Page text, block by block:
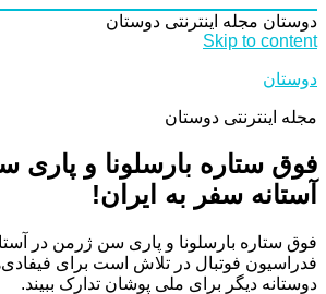
دوستان مجله اینترنتی دوستان
Skip to content
دوستان
مجله اینترنتی دوستان
فوق ستاره بارسلونا و پاری
آستانه سفر به ایران!
فوق ستاره بارسلونا و پاری سن ژرمن در
فدراسیون فوتبال در تلاش است برای
دوستانه دیگر برای ملی پوشان تدارک ببیند.